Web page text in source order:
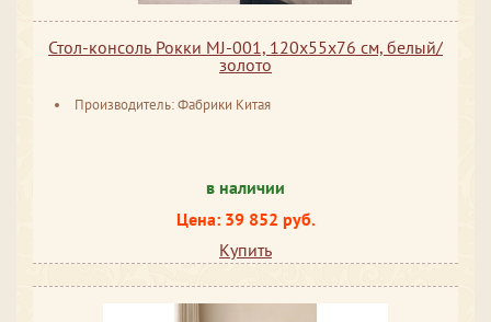
Стол-консоль Рокки MJ-001, 120х55х76 см, белый/
золото
Производитель: Фабрики Китая
в наличии
Цена: 39 852 руб.
Купить